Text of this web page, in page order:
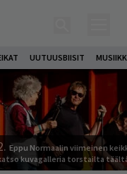
UUTUUSBIISIT
Eppu Normaalin viimeinen
kuvagalleria torstailta